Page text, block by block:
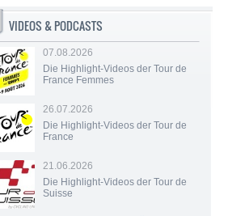
VIDEOS & PODCASTS
07.08.2026
Die Highlight-Videos der Tour de
France Femmes
26.07.2026
Die Highlight-Videos der Tour de
France
21.06.2026
Die Highlight-Videos der Tour de
Suisse